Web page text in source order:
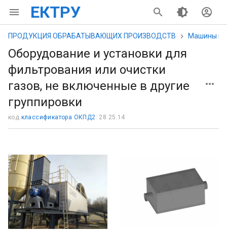
ЕКТРУ
ПРОДУКЦИЯ ОБРАБАТЫВАЮЩИХ ПРОИЗВОДСТВ Машины и
Оборудование и установки для
фильтрования или очистки
газов, не включенные в другие
группировки
код классификатора ОКПД2: 28.25.14